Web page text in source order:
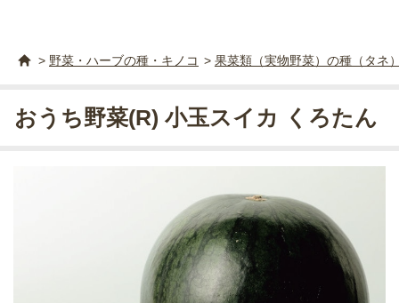
> 野菜・ハーブの種・キノコ > 果菜類（実物野菜）の種（タネ
おうち野菜(R) 小玉スイカ くろたん